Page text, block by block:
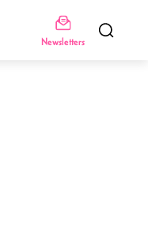
Newsletters